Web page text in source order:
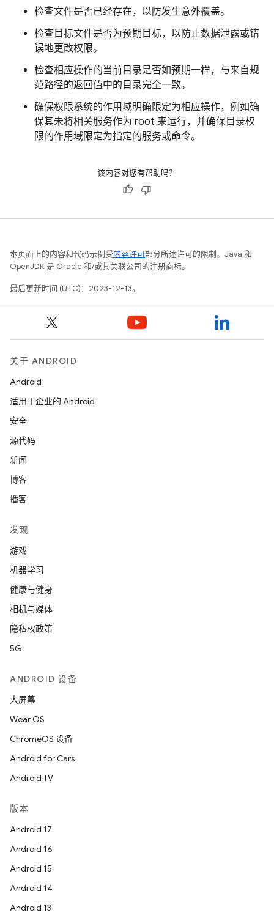
检查文件是否已经存在，以防发生意外覆盖。
检查目标文件是否为预期目标，以防止数据泄露或错
误地更改权限。
检查相应操作的当前目录是否如预期一样，与来自规
范路径的返回值中的目录完全一致。
确保权限系统的作用域明确限定为相应操作，例如确
保其未将相关服务作为 root 来运行，并确保目录权
限的作用域限定为指定的服务或命令。
该内容对您有帮助吗？
本页面上的内容和代码示例受内容许可部分所述许可的限制。Java 和
OpenJDK 是 Oracle 和/或其关联公司的注册商标。
最后更新时间 (UTC)：2023-12-13。
关于 ANDROID
Android
适用于企业的 Android
安全
源代码
新闻
博客
播客
发现
游戏
机器学习
健康与健身
相机与媒体
隐私权政策
5G
ANDROID 设备
大屏幕
Wear OS
ChromeOS 设备
Android for Cars
Android TV
版本
Android 17
Android 16
Android 15
Android 14
Android 13